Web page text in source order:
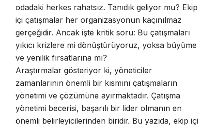
odadaki herkes rahatsız. Tanıdık geliyor mu? Ekip
içi çatışmalar her organizasyonun kaçınılmaz
gerçeğidir. Ancak işte kritik soru: Bu çatışmaları
yıkıcı krizlere mi dönüştürüyoruz, yoksa büyüme
ve yenilik fırsatlarına mı?
Araştırmalar gösteriyor ki, yöneticiler
zamanlarının önemli bir kısmını çatışmaların
yönetimi ve çözümüne ayırmaktadır. Çatışma
yönetimi becerisi, başarılı bir lider olmanın en
önemli belirleyicilerinden biridir. Bu yazıda, ekip içi